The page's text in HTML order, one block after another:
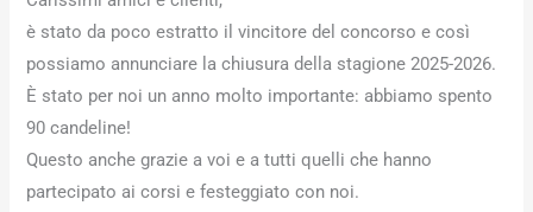
è stato da poco estratto il vincitore del concorso e così
possiamo annunciare la chiusura della stagione 2025-2026.
È stato per noi un anno molto importante: abbiamo spento
90 candeline!
Questo anche grazie a voi e a tutti quelli che hanno
partecipato ai corsi e festeggiato con noi.